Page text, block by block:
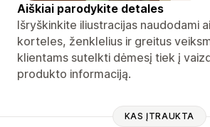
Aiškiai parodykite detales
Išryškinkite iliustracijas naudodami
korteles, ženklelius ir greitus
klientams sutelkti dėmesį tiek į
produkto informaciją.
KAS ĮTRAUKTA